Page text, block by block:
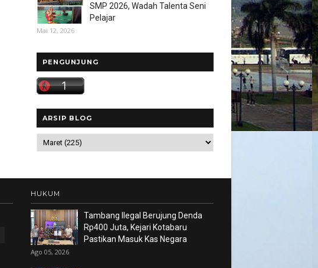
SMP 2026, Wadah Talenta Seni
Pelajar
Mai 12, 2026
PENGUNJUNG
ARSIP BLOG
HUKUM
Tambang Ilegal Berujung Denda
Rp400 Juta, Kejari Kotabaru
Pastikan Masuk Kas Negara
Ago 05, 2026